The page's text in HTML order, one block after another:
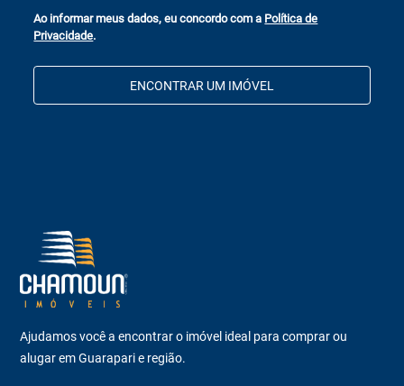
Ao informar meus dados, eu concordo com a Política de
Privacidade.
ENCONTRAR UM IMÓVEL
Ajudamos você a encontrar o imóvel ideal para comprar ou
alugar em Guarapari e região.